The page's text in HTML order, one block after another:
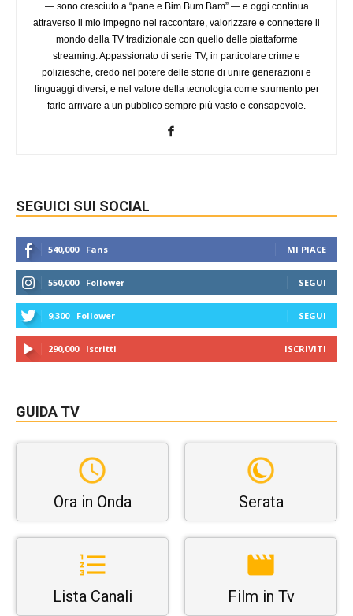
— sono cresciuto a “pane e Bim Bum Bam” — e oggi continua
attraverso il mio impegno nel raccontare, valorizzare e connettere il
mondo della TV tradizionale con quello delle piattaforme
streaming. Appassionato di serie TV, in particolare crime e
poliziesche, credo nel potere delle storie di unire generazioni e
linguaggi diversi, e nel valore della tecnologia come strumento per
farle arrivare a un pubblico sempre più vasto e consapevole.
SEGUICI SUI SOCIAL
540,000 Fans MI PIACE
550,000 Follower SEGUI
9,300 Follower SEGUI
290,000 Iscritti ISCRIVITI
GUIDA TV
Ora in Onda Serata
Lista Canali Film in Tv